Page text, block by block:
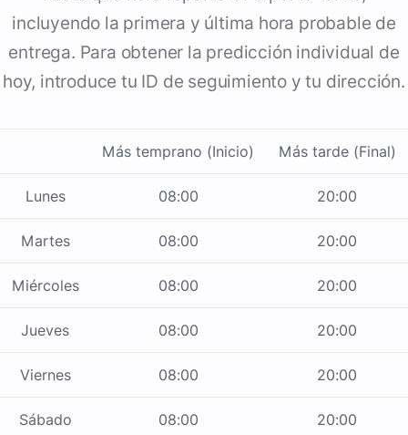
incluyendo la primera y última hora probable de
entrega. Para obtener la predicción individual de
hoy, introduce tu ID de seguimiento y tu dirección.
Más temprano (Inicio) Más tarde (Final)
Lunes 08:00 20:00
Martes 08:00 20:00
Miércoles 08:00 20:00
Jueves 08:00 20:00
Viernes 08:00 20:00
Sábado 08:00 20:00